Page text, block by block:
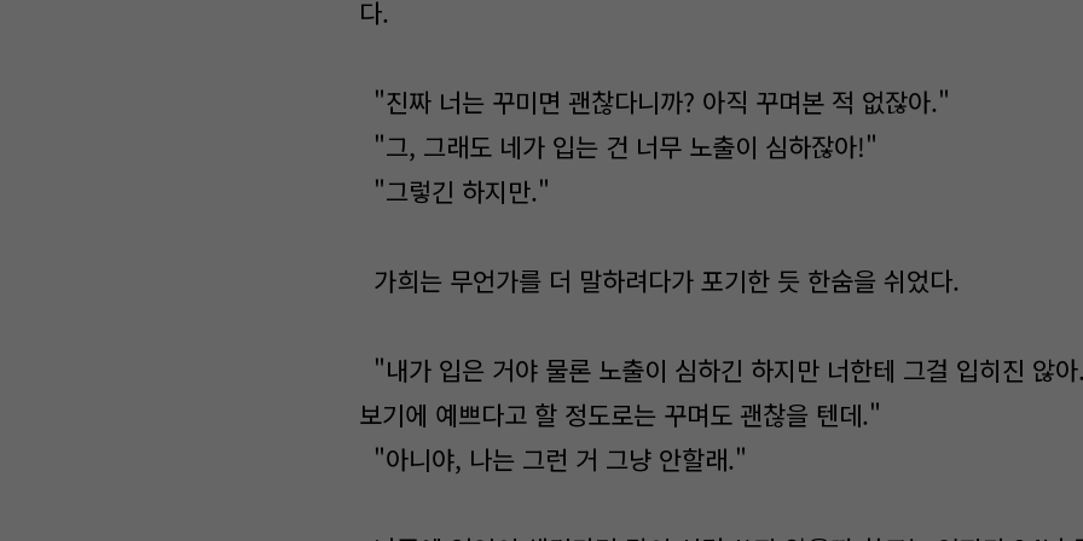
다.
"진짜 너는 꾸미면 괜찮다니까? 아직 꾸며본 적 없잖아."
"그, 그래도 네가 입는 건 너무 노출이 심하잖아!"
"그렇긴 하지만."
가희는 무언가를 더 말하려다가 포기한 듯 한숨을 쉬었다.
"내가 입은 거야 물론 노출이 심하긴 하지만 너한테 그걸 입히진 않
보기에 예쁘다고 할 정도로는 꾸며도 괜찮을 텐데."
"아니야, 나는 그런 거 그냥 안할래."